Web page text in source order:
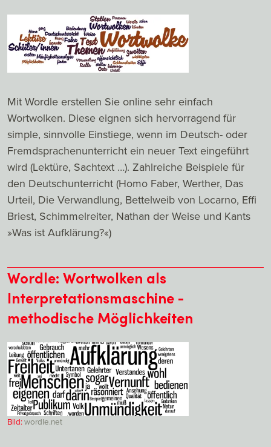
Mit Wordle erstellen Sie online sehr einfach
Wortwolken. Diese eignen sich hervorragend für
simple, sinnvolle Einstiege, wenn im Deutsch- oder
Fremdsprachenunterricht ein neuer Text eingeführt
wird (Lektüre, Sachtext …). Zahlreiche Beispiele für
den Deutschunterricht (Homo Faber, Werther, Das
Urteil, Die Verwandlung, Bettelweib von Locarno, Effi
Briest, Schimmelreiter, Nathan der Weise und Kants
»Was ist Aufklärung?«)
Wordle: Wortwolken als
Interpretationsmaschine -
methodische Möglichkeiten
Bild:wordle.net